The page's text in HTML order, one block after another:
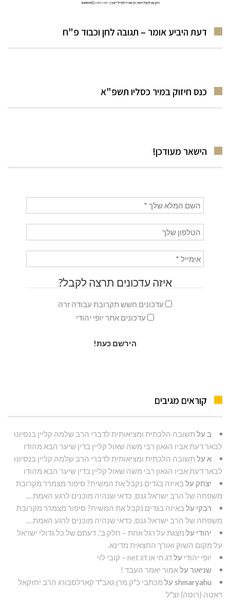
דעת היביע אומר – תגובה לחן וכבוד פ"ח
כנס חיזוק במיר כסליו תשפ"א
הישאר מעודכן!
איזה עדכונים תרצה לקבל?
עדכונים חשש תקרובת עבודה זרה
עדכונים אתר יופי יהודי
קוראים מגיבים
ב על תשובה הלכתית ומציאותית לדברי הרב שלמה קליין בנסיונו
לבאר דעת אביו הגאון רבי משה שאול קליין בדין שיער הבא מהודו
א על תשובה הלכתית ומציאותית לדברי הרב שלמה קליין בנסיונו
לבאר דעת אביו הגאון רבי משה שאול קליין בדין שיער הבא מהודו
יצחק על באיזה בגדים נקבל את המשיח? סיפור מצמרר מקרובת
משפחה של הרב ישראל גנס, כדאי שנהיה מוכנים לרגע האמת….
רבקי על באיזה בגדים נקבל את המשיח? סיפור מצמרר מקרובת
משפחה של הרב ישראל גנס, כדאי שנהיה מוכנים לרגע האמת….
יהודי על מצגת על רגל אחת – חלק ב', דעתם של כל גדולי ישראל
על מקום השוק ואורך החצאית מדינא.
יופי יהודי עלדג חי או דג net – קובי לוי
שניאור עלאמור יאמר העבד !
shmaryahu על מכתבי כ"ק מרן גאב"ד קארלסבורג הרב יחזקאל
ראטה (רוטה) זצ"ל